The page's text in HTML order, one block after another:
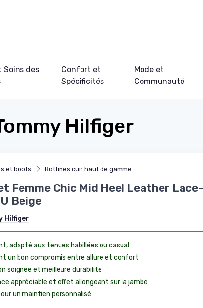
Soins des
Confort et
Spécificités
Mode et
Communauté
Hilfiger
et boots Bottines cuir haut de gamme
Femme Chic Mid Heel Leather Lace-
Beige
Hilfiger
adapté aux tenues habillées ou casual
un bon compromis entre allure et confort
soignée et meilleure durabilité
appréciable et effet allongeant sur la jambe
un maintien personnalisé